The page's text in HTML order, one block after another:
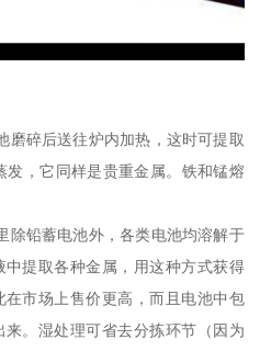
磨碎后送往炉内加热，这时可提取
发，它同样是贵重金属。铁和锰熔
除铅蓄电池外，各类电池均溶解于
提取各种金属，用这种方式获得
市场上售价更高，而且电池中包
。湿处理可省去分拣环节（因为